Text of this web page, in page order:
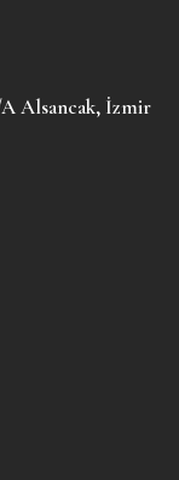
A Alsancak, İzmir